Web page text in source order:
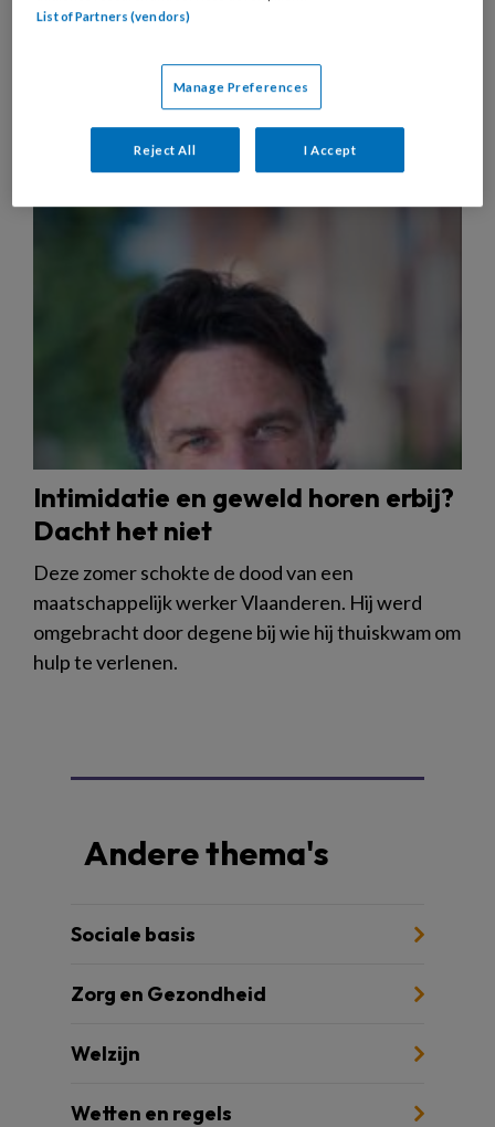
cultuur van organisaties, aldus Laura Keesman.
2 OKTOBER 2025 REDACTIONEEL VEILIGHEID
Intimidatie en geweld horen erbij?
Dacht het niet
Deze zomer schokte de dood van een
maatschappelijk werker Vlaanderen. Hij werd
omgebracht door degene bij wie hij thuiskwam om
hulp te verlenen.
Andere thema's
Sociale basis
Zorg en Gezondheid
Welzijn
Wetten en regels
List of Partners (vendors)
Manage Preferences
Reject All I Accept